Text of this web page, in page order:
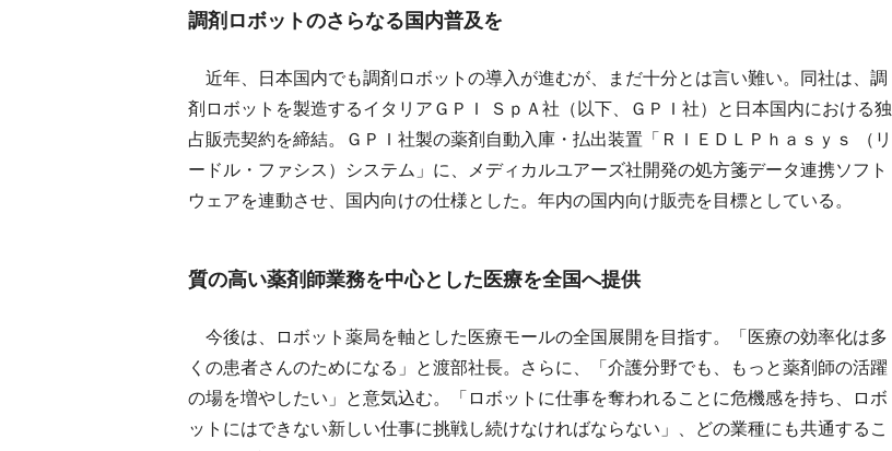
調剤ロボットのさらなる国内普及を
近年、日本国内でも調剤ロボットの導入が進むが、まだ十分とは言い難い。同社は、調
剤ロボットを製造するイタリアＧＰＩ ＳｐＡ社（以下、ＧＰＩ社）と日本国内における独
占販売契約を締結。ＧＰＩ社製の薬剤自動入庫・払出装置「ＲＩＥＤＬＰｈａｓｙｓ （リ
ードル・ファシス）システム」に、メディカルユアーズ社開発の処方箋データ連携ソフト
ウェアを連動させ、国内向けの仕様とした。年内の国内向け販売を目標としている。
質の高い薬剤師業務を中心とした医療を全国へ提供
今後は、ロボット薬局を軸とした医療モールの全国展開を目指す。「医療の効率化は多
くの患者さんのためになる」と渡部社長。さらに、「介護分野でも、もっと薬剤師の活躍
の場を増やしたい」と意気込む。「ロボットに仕事を奪われることに危機感を持ち、ロボ
ットにはできない新しい仕事に挑戦し続けなければならない」、どの業種にも共通するこ